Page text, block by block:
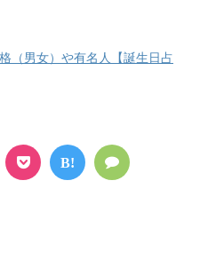
（男女）や有名人【誕生日占
B!